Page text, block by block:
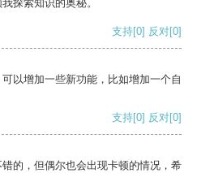
探索知识的奥秘。
支持[0] 反对[0]
以增加一些新功能，比如增加一个自
支持[0] 反对[0]
的，但偶尔也会出现卡顿的情况，希